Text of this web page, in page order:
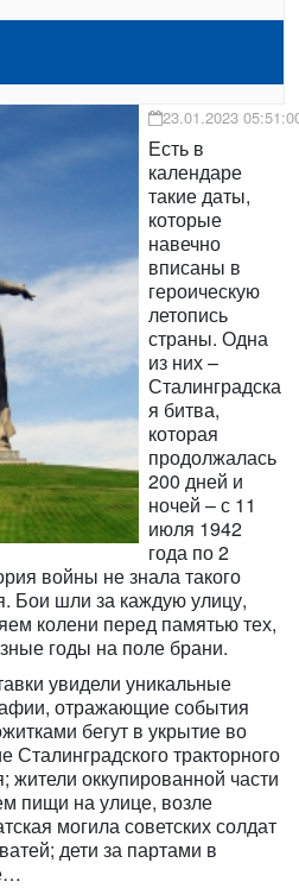
23.01.2023
Есть в
календаре
такие даты,
которые
навечно
вписаны в
героическую
летопись
страны. Одна
из них –
Сталинградска
я битва,
которая
продолжалась
200 дней и
ночей – с 11
июля 1942
года по 2
войны не знала такого
Бои шли за каждую улицу,
колени перед памятью тех,
годы на поле брани.
увидели уникальные
отражающие события
бегут в укрытие во
тракторного
жители оккупированной части
пищи на улице, возле
могила советских солдат
дети за партами в